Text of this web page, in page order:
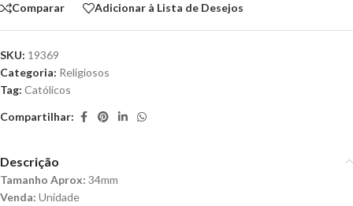
Comparar Adicionar à Lista de Desejos
SKU: 19369
Categoria: Religiosos
Tag: Católicos
Compartilhar:
Descrição
Tamanho Aprox: 34mm
Venda: Unidade